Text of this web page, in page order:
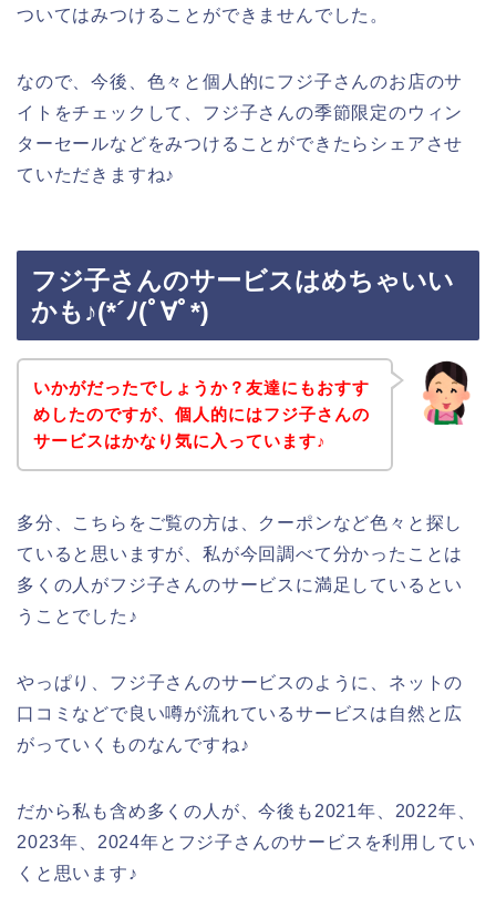
ついてはみつけることができませんでした。
なので、今後、色々と個人的にフジ子さんのお店のサ
イトをチェックして、フジ子さんの季節限定のウィン
ターセールなどをみつけることができたらシェアさせ
ていただきますね♪
フジ子さんのサービスはめちゃいい
かも♪(*´ﾉ(ﾟ∀ﾟ*)
いかがだったでしょうか？友達にもおすす
めしたのですが、個人的にはフジ子さんの
サービスはかなり気に入っています♪
多分、こちらをご覧の方は、クーポンなど色々と探し
ていると思いますが、私が今回調べて分かったことは
多くの人がフジ子さんのサービスに満足しているとい
うことでした♪
やっぱり、フジ子さんのサービスのように、ネットの
口コミなどで良い噂が流れているサービスは自然と広
がっていくものなんですね♪
だから私も含め多くの人が、今後も2021年、2022年、
2023年、2024年とフジ子さんのサービスを利用してい
くと思います♪